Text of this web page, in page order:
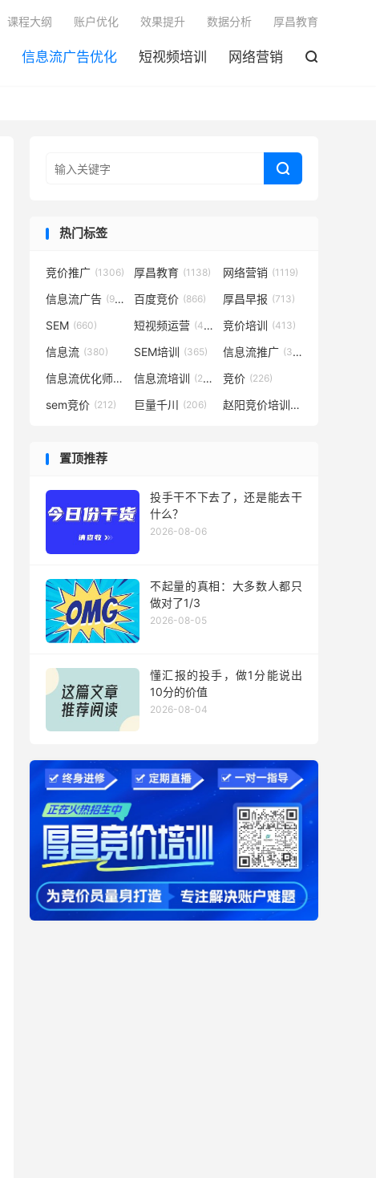
信息流广告优化 短视频培训 网络营销 
课程大纲 账户优化 效果提升 数据分析 厚昌教育

热门标签
竞价推广 (1306) 厚昌教育 (1138) 网络营销 (1119)
信息流广告 (932) 百度竞价 (866) 厚昌早报 (713)
SEM (660) 短视频运营 (431) 竞价培训 (413)
信息流 (380) SEM培训 (365) 信息流推广 (350)
信息流优化师(291)信息流培训 (281) 竞价 (226)
sem竞价 (212) 巨量千川 (206) 赵阳竞价培训(194)
置顶推荐
投手干不下去了，还是能去干
什么？
2026-08-06
不起量的真相：大多数人都只
做对了1/3
2026-08-05
懂汇报的投手，做1分能说出
10分的价值
2026-08-04